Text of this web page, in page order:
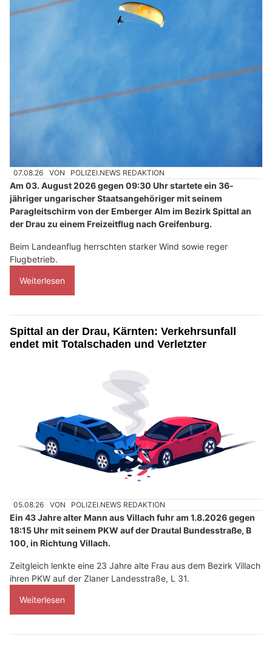
07.08.26 VON POLIZEI.NEWS REDAKTION
Am 03. August 2026 gegen 09:30 Uhr startete ein 36-
jähriger ungarischer Staatsangehöriger mit seinem
Paragleitschirm von der Emberger Alm im Bezirk Spittal an
der Drau zu einem Freizeitflug nach Greifenburg.
Beim Landeanflug herrschten starker Wind sowie reger
Flugbetrieb.
Weiterlesen
Spittal an der Drau, Kärnten: Verkehrsunfall
endet mit Totalschaden und Verletzter
05.08.26 VON POLIZEI.NEWS REDAKTION
Ein 43 Jahre alter Mann aus Villach fuhr am 1.8.2026 gegen
18:15 Uhr mit seinem PKW auf der Drautal Bundesstraße, B
100, in Richtung Villach.
Zeitgleich lenkte eine 23 Jahre alte Frau aus dem Bezirk Villach
ihren PKW auf der Zlaner Landesstraße, L 31.
Weiterlesen